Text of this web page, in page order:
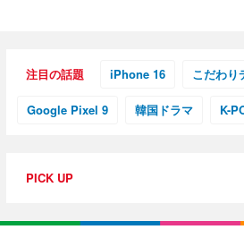
注目の話題 iPhone 16 こだわり
Google Pixel 9 韓国ドラマ K-
PICK UP